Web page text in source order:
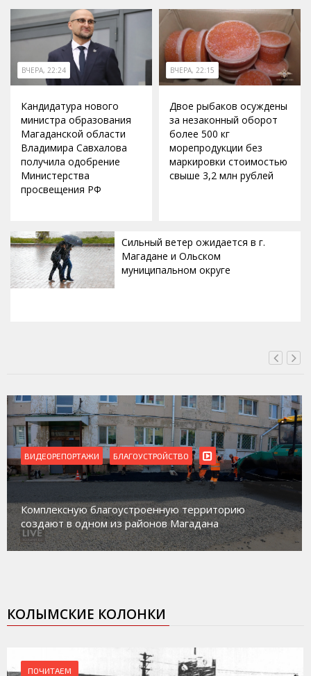
ВЧЕРА, 22:24
Кандидатура нового
министра образования
Магаданской области
Владимира Савхалова
получила одобрение
Министерства
просвещения РФ
ВЧЕРА, 22:15
Двое рыбаков осуждены
за незаконный оборот
более 500 кг
морепродукции без
маркировки стоимостью
свыше 3,2 млн рублей
Сильный ветер ожидается в г.
Магадане и Ольском
муниципальном округе
ВИДЕОРЕПОРТАЖИ БЛАГОУСТРОЙСТВО
Комплексную благоустроенную территорию
создают в одном из районов Магадана
КОЛЫМСКИЕ КОЛОНКИ
ПОЧИТАЕМ